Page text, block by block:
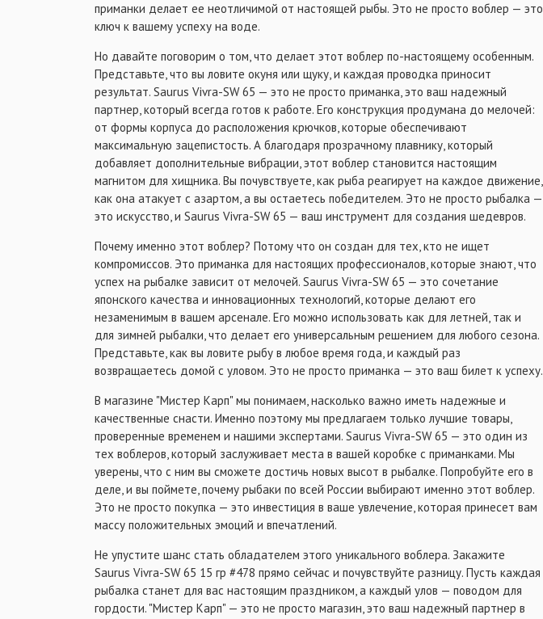
приманки делает ее неотличимой от настоящей рыбы. Это не просто воблер — это
ключ к вашему успеху на воде.
Но давайте поговорим о том, что делает этот воблер по-настоящему особенным.
Представьте, что вы ловите окуня или щуку, и каждая проводка приносит
результат. Saurus Vivra-SW 65 — это не просто приманка, это ваш надежный
партнер, который всегда готов к работе. Его конструкция продумана до мелочей:
от формы корпуса до расположения крючков, которые обеспечивают
максимальную зацепистость. А благодаря прозрачному плавнику, который
добавляет дополнительные вибрации, этот воблер становится настоящим
магнитом для хищника. Вы почувствуете, как рыба реагирует на каждое движение,
как она атакует с азартом, а вы остаетесь победителем. Это не просто рыбалка —
это искусство, и Saurus Vivra-SW 65 — ваш инструмент для создания шедевров.
Почему именно этот воблер? Потому что он создан для тех, кто не ищет
компромиссов. Это приманка для настоящих профессионалов, которые знают, что
успех на рыбалке зависит от мелочей. Saurus Vivra-SW 65 — это сочетание
японского качества и инновационных технологий, которые делают его
незаменимым в вашем арсенале. Его можно использовать как для летней, так и
для зимней рыбалки, что делает его универсальным решением для любого сезона.
Представьте, как вы ловите рыбу в любое время года, и каждый раз
возвращаетесь домой с уловом. Это не просто приманка — это ваш билет к успеху.
В магазине "Мистер Карп" мы понимаем, насколько важно иметь надежные и
качественные снасти. Именно поэтому мы предлагаем только лучшие товары,
проверенные временем и нашими экспертами. Saurus Vivra-SW 65 — это один из
тех воблеров, который заслуживает места в вашей коробке с приманками. Мы
уверены, что с ним вы сможете достичь новых высот в рыбалке. Попробуйте его в
деле, и вы поймете, почему рыбаки по всей России выбирают именно этот воблер.
Это не просто покупка — это инвестиция в ваше увлечение, которая принесет вам
массу положительных эмоций и впечатлений.
Не упустите шанс стать обладателем этого уникального воблера. Закажите
Saurus Vivra-SW 65 15 гр #478 прямо сейчас и почувствуйте разницу. Пусть каждая
рыбалка станет для вас настоящим праздником, а каждый улов — поводом для
гордости. "Мистер Карп" — это не просто магазин, это ваш надежный партнер в